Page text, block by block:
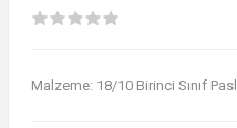
Malzeme: 18/10 Birinci Sınıf